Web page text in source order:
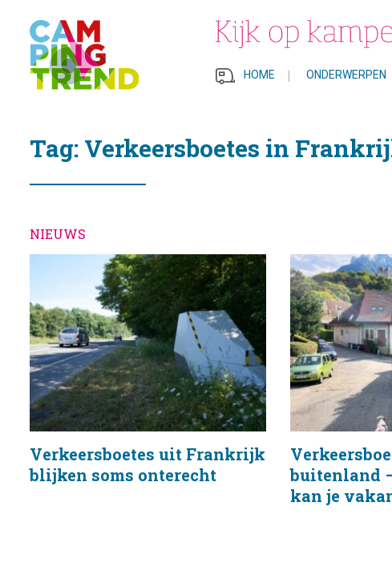
HOME | ONDERWERPEN
Tag: Verkeersboetes in
NIEUWS
Verkeersboetes uit Frankrijk
blijken soms onterecht
buitenland
kan je